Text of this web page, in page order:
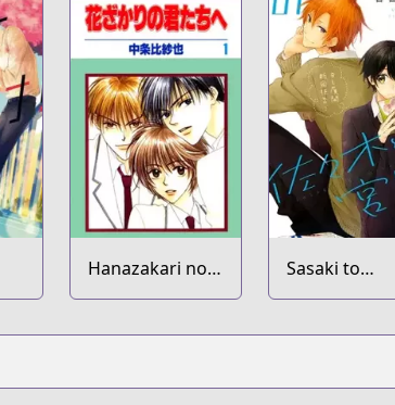
Hanazakari no
Kimitachi e
Sasaki to
Miyano